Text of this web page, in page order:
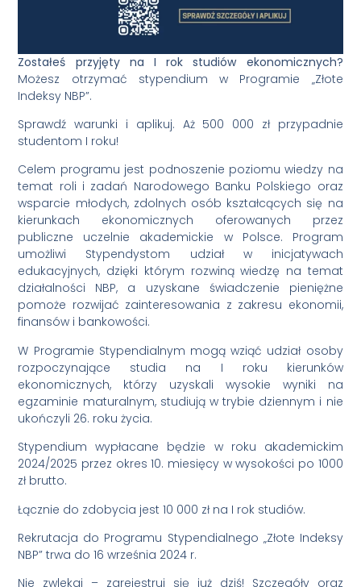
Zostałeś przyjęty na I rok studiów ekonomicznych?
Możesz otrzymać stypendium w Programie „Złote
Indeksy NBP”.
Sprawdź warunki i aplikuj. Aż 500 000 zł przypadnie
studentom I roku!
Celem programu jest podnoszenie poziomu wiedzy na
temat roli i zadań Narodowego Banku Polskiego oraz
wsparcie młodych, zdolnych osób kształcących się na
kierunkach ekonomicznych oferowanych przez
publiczne uczelnie akademickie w Polsce. Program
umożliwi Stypendystom udział w inicjatywach
edukacyjnych, dzięki którym rozwiną wiedzę na temat
działalności NBP, a uzyskane świadczenie pieniężne
pomoże rozwijać zainteresowania z zakresu ekonomii,
finansów i bankowości.
W Programie Stypendialnym mogą wziąć udział osoby
rozpoczynające studia na I roku kierunków
ekonomicznych, którzy uzyskali wysokie wyniki na
egzaminie maturalnym, studiują w trybie dziennym i nie
ukończyli 26. roku życia.
Stypendium wypłacane będzie w roku akademickim
2024/2025 przez okres 10. miesięcy w wysokości po 1000
zł brutto.
Łącznie do zdobycia jest 10 000 zł na I rok studiów.
Rekrutacja do Programu Stypendialnego „Złote Indeksy
NBP” trwa do 16 września 2024 r.
Nie zwlekaj – zarejestruj się już dziś! Szczegóły oraz